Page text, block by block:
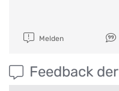
Melden
Feedback